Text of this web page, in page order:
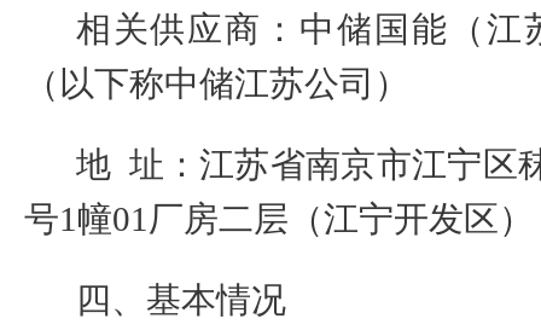
相关供应商： 中储国能（江
（以下称中储江苏公司 ）
地 址：江苏省南京市江宁区
号1 幢01 厂房二层（江宁开发区）
四、基本情况